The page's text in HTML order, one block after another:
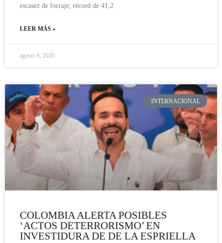
escasez de forraje; récord de 41,2
LEER MÁS »
agosto 6, 2026
INTERNACIONAL
COLOMBIA ALERTA POSIBLES
‘ACTOS DETERRORISMO’ EN
INVESTIDURA DE DE LA ESPRIELLA